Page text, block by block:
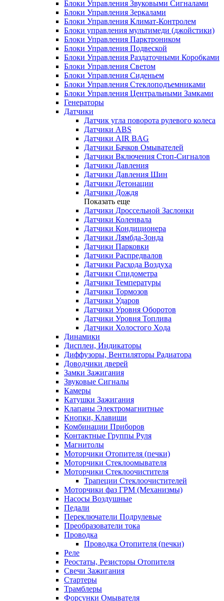
Блоки Управления Звуковыми Сигналами
Блоки Управления Зеркалами
Блоки Управления Климат-Контролем
Блоки управления мультимеди (джойстики)
Блоки Управления Парктроником
Блоки Управления Подвеской
Блоки Управления Раздаточными Коробками
Блоки Управления Светом
Блоки Управления Сиденьем
Блоки Управления Стеклоподъемниками
Блоки Управления Центральными Замками
Генераторы
Датчики
Датчик угла поворота рулевого колеса
Датчики ABS
Датчики AIR BAG
Датчики Бачков Омывателей
Датчики Включения Стоп-Сигналов
Датчики Давления
Датчики Давления Шин
Датчики Детонации
Датчики Дождя
Показать еще
Датчики Дроссельной Заслонки
Датчики Коленвала
Датчики Кондиционера
Датчики Лямбда-Зонда
Датчики Парковки
Датчики Распредвалов
Датчики Расхода Воздуха
Датчики Спидометра
Датчики Температуры
Датчики Тормозов
Датчики Ударов
Датчики Уровня Оборотов
Датчики Уровня Топлива
Датчики Холостого Хода
Динамики
Дисплеи, Индикаторы
Диффузоры, Вентиляторы Радиатора
Доводчики дверей
Замки Зажигания
Звуковые Сигналы
Камеры
Катушки Зажигания
Клапаны Электромагнитные
Кнопки, Клавиши
Комбинации Приборов
Контактные Группы Руля
Магнитолы
Моторчики Отопителя (печки)
Моторчики Стеклоомывателя
Моторчики Стеклоочистителя
Трапеции Стеклоочистителей
Моторчики фаз ГРМ (Механизмы)
Насосы Воздушные
Педали
Переключатели Подрулевые
Преобразователи тока
Проводка
Проводка Отопителя (печки)
Реле
Реостаты, Резисторы Отопителя
Свечи Зажигания
Стартеры
Трамблеры
Форсунки Омывателя